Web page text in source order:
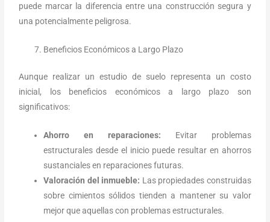
puede marcar la diferencia entre una construcción segura y
una potencialmente peligrosa.
Beneficios Económicos a Largo Plazo
Aunque realizar un estudio de suelo representa un costo
inicial, los beneficios económicos a largo plazo son
significativos:
Ahorro en reparaciones: Evitar problemas
estructurales desde el inicio puede resultar en ahorros
sustanciales en reparaciones futuras.
Valoración del inmueble: Las propiedades construidas
sobre cimientos sólidos tienden a mantener su valor
mejor que aquellas con problemas estructurales.